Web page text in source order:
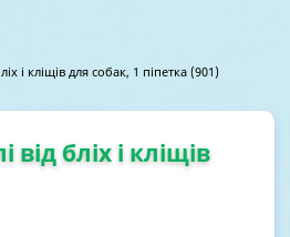
і кліщів для собак, 1 піпетка (901)
бліх і кліщів